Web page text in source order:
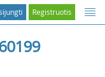
Registruotis